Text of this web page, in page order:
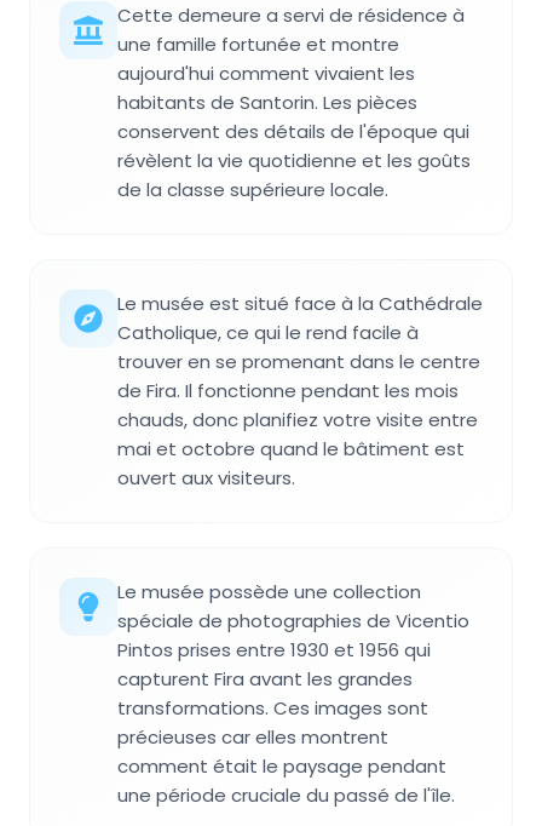
Cette demeure a servi de résidence à
une famille fortunée et montre
aujourd'hui comment vivaient les
habitants de Santorin. Les pièces
conservent des détails de l'époque qui
révèlent la vie quotidienne et les goûts
de la classe supérieure locale.
Le musée est situé face à la Cathédrale
Catholique, ce qui le rend facile à
trouver en se promenant dans le centre
de Fira. Il fonctionne pendant les mois
chauds, donc planifiez votre visite entre
mai et octobre quand le bâtiment est
ouvert aux visiteurs.
Le musée possède une collection
spéciale de photographies de Vicentio
Pintos prises entre 1930 et 1956 qui
capturent Fira avant les grandes
transformations. Ces images sont
précieuses car elles montrent
comment était le paysage pendant
une période cruciale du passé de l'île.